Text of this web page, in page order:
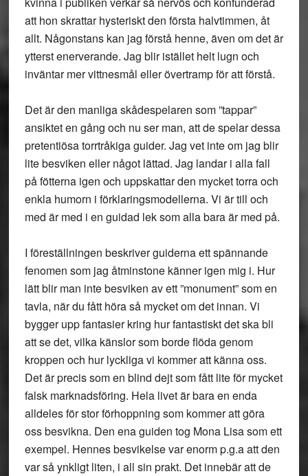
att hon skrattar hysteriskt den första halvtimmen, åt
allt. Någonstans kan jag förstå henne, även om det är
ytterst enerverande. Jag blir istället helt lugn och
inväntar mer vittnesmål eller övertramp för att förstå.
Det är den manliga skådespelaren som ”tappar”
ansiktet en gång och nu ser man, att de spelar dessa
pretentiösa torrtråkiga guider. Jag vet inte om jag blir
lite besviken eller något lättad. Jag landar i alla fall
på fötterna igen och uppskattar den mycket torra och
enkla humorn i förklaringsmodellerna. Vi är till och
med är med i en guidad lek som alla bara är med på.
I föreställningen beskriver guiderna ett spännande
fenomen som jag åtminstone känner igen mig i. Hur
lätt blir man inte besviken av ett ”monument” som en
tavla, när du fått höra så mycket om det innan. Vi
bygger upp fantasier kring hur fantastiskt det ska bli
att se det, vilka känslor som borde flöda genom
kroppen och hur lyckliga vi kommer att känna oss.
Det är precis som en blind dejt som fått lite för mycket
falsk marknadsföring. Hela livet är bara en enda
alldeles för stor förhoppning som kommer att göra
oss besvikna. Den ena guiden tog Mona Lisa som ett
exempel. Hennes besvikelse var enorm p.g.a att den
var så ynkligt liten, i all sin prakt. Det innebär att de